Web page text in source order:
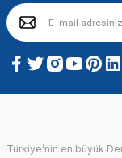
Türkiye’nin en büyük